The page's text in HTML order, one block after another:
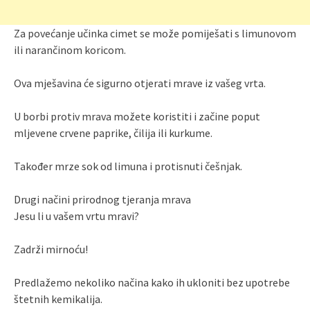
Za povećanje učinka cimet se može pomiješati s limunovom
ili narančinom koricom.
Ova mješavina će sigurno otjerati mrave iz vašeg vrta.
U borbi protiv mrava možete koristiti i začine poput
mljevene crvene paprike, čilija ili kurkume.
Također mrze sok od limuna i protisnuti češnjak.
Drugi načini prirodnog tjeranja mrava
Jesu li u vašem vrtu mravi?
Zadrži mirnoću!
Predlažemo nekoliko načina kako ih ukloniti bez upotrebe
štetnih kemikalija.